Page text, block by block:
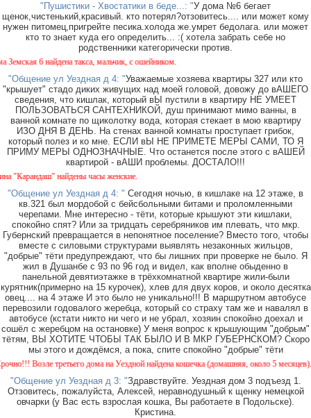
"Пушистики - Хвостатики в беде...: "У дома №6 бегает
щенок,чистенький,красивый. кто потерял?отзовитесь.... или может кому
нужен питомец,пригрейте песика.холода же.умрет бедолага. или может
кто то знает куда его определить... :( хотела забрать себе но
родственники категорически против.
6 найдена такса, мальчик, с ошейником.
"Общение ул Уездная д 4: "Уважаемые хозяева квартиры 327 или кто
"крышует" стадо диких живущих над моей головой, довожу до вАШЕГО
сведения, что кишлак, который вЫ пустили в квартиру НЕ УМЕЕТ
ПОЛЬЗОВАТЬСЯ САНТЕХНИКОЙ, душ принимают мимо ванны, в
ванной комнате по щиколотку вода, которая стекает в мою квартиру
ИЗО ДНЯ В ДЕНЬ. На стенах ванной комнаты проступает грибок,
который полез и ко мне. ЕСЛИ вЫ НЕ ПРИМЕТЕ МЕРЫ САМИ, ТО Я
ПРИМУ МЕРЫ ОДНОЗНАЧНЫЕ. Что останется после этого с вАШЕЙ
квартирой - вАШИ проблемы. ДОСТАЛО!!!
найдены часы женские.
"Общение ул Уездная д 4: " Сегодня ночью, в кишлаке на 12 этаже, в
кв.321 был мордобой с бейсбольными битами и проломленными
черепами. Мне интересно - тёти, которые крышуют эти кишлаки,
спокойно спят? Или за тридцать серебряников им плевать, что мкр.
Губернский превращается в непонятное поселение? Вместо того, чтобы
вместе с силовыми структурами выявлять незаконных жильцов,
"добрые" тёти предупреждают, что бы лишних при проверке не было. Я
жил в Душанбе с 93 по 96 год и видел, как вполне обыденно в
панельной девятиэтажке в трёхкомнатной квартире жили-были
курятник(примерно на 15 курочек), хлев для двух коров, и около десятка
овец.... на 4 этаже И это было не уникально!!! В маршрутном автобусе
перевозили годовалого жеребца, который со страху там же и навалял в
автобусе (кстати никто ни чего и не убрал, хозяин спокойно доехал и
сошёл с жеребцом на остановке) У меня вопрос к крышующим "добрым"
тётям, ВЫ ХОТИТЕ ЧТОБЫ ТАК БЫЛО И В МКР ГУБЕРНСКОМ? Скоро
мы этого и дождёмся, а пока, спите спокойно "добрые" тёти
Возле третьего дома на Уездной найдена кошечка (домашняя, около 5 месяцев).
"Общение ул Уездная д 3: "Здравствуйте. Уездная дом 3 подъезд 1.
Отзовитесь, пожалуйста, Алексей, неравнодушный к щенку немецкой
овчарки (у Вас есть взрослая кошка, Вы работаете в Подольске).
Кристина.